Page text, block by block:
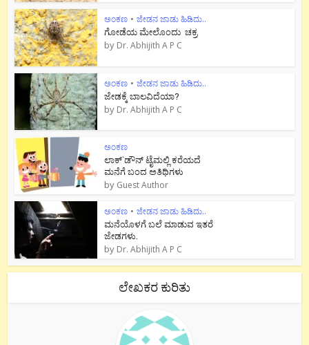
ಅಂಕಣ • ಜೇಡನ ಜಾಡು ಹಿಡಿದು..
ಗೋಡೆಯ ಮೇಲೊಂದು ಚಕ್ರ
by Dr. Abhijith A P C
ಅಂಕಣ • ಜೇಡನ ಜಾಡು ಹಿಡಿದು..
ಜೇಡಕ್ಕೆ ಬಾಲವಿದೆಯಾ?
by Dr. Abhijith A P C
ಅಂಕಣ
ಲಾಕ್`ಡೌನ್ ಟೈಮಲ್ಲಿ ಕರೆಯದೆ
ಮನೆಗೆ ಬಂದ ಅತಿಥಿಗಳು
by Guest Author
ಅಂಕಣ • ಜೇಡನ ಜಾಡು ಹಿಡಿದು..
ಮನೆಯೊಳಗೆ ಬಲೆ ಮಾಡುವ ಇತರೆ
ಜೇಡಗಳು.
by Dr. Abhijith A P C
ಲೇಖಕರ ಕುರಿತು